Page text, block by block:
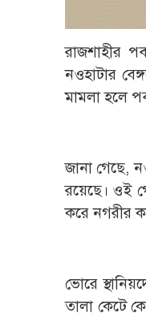
রাজশাহীর
নওহাটার
মামলা হলে
জানা গেছে,
রয়েছে। ওই
করে নগরীর
ভোরে
তালা কেটে